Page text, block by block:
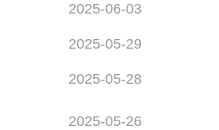
2025-06-03
2025-05-29
2025-05-28
2025-05-26